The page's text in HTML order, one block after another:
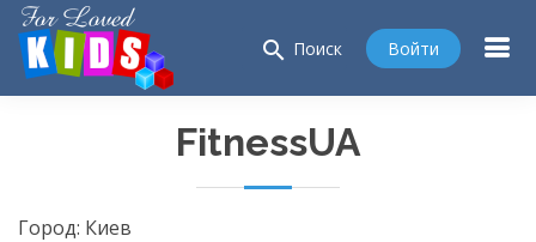
search Поиск Войти
FitnessUA
Город: Киев